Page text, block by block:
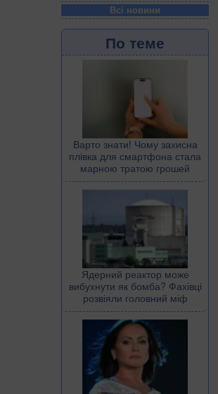
Всі новини
По теме
Варто знати! Чому захисна
плівка для смартфона стала
марною тратою грошей
Ядерний реактор може
вибухнути як бомба? Фахівці
розвіяли головний міф